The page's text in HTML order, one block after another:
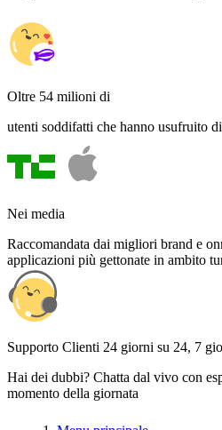
Oltre 54 milioni di
utenti soddifatti che hanno usufruito
Nei media
Raccomandata dai migliori brand e
applicazioni più gettonate in ambito
Supporto Clienti 24 giorni su 24, 7
Hai dei dubbi? Chatta dal vivo con
momento della giornata